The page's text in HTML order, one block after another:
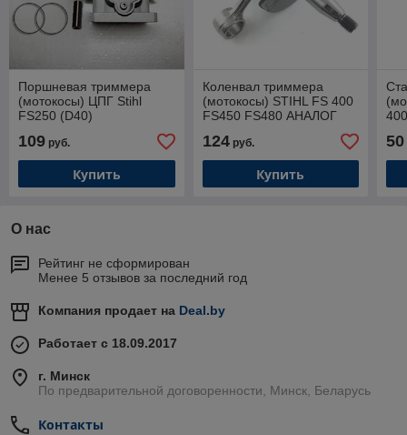
Поршневая триммера
(мотокосы) ЦПГ Stihl
FS250 (D40)
109 руб.
Купить
Коленвал триммера
(мотокосы) STIHL FS 400
FS450 FS480 АНАЛОГ
124руб.
Купить
50
О нас
Рейтинг не сформирован
Менее 5 отзывов за последний год
Компания продает на Deal.by
Работает с 18.09.2017
г. Минск
По предварительной договоренности, Минск, Беларусь
Контакты